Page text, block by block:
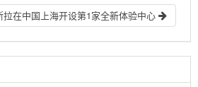
拉在中国上海开设第1家全新体验中心